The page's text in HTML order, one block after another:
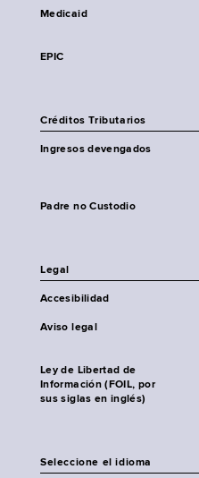
Medicaid
EPIC
Créditos Tributarios
Ingresos devengados
Padre no Custodio
Legal
Accesibilidad
Aviso legal
Ley de Libertad de
Información (FOIL, por
sus siglas en inglés)
Seleccione el idioma